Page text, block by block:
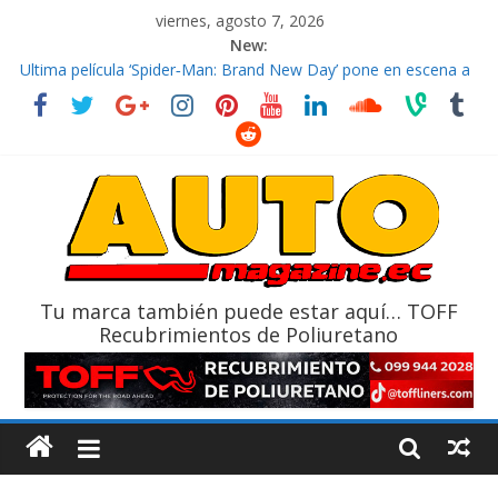
viernes, agosto 7, 2026
New:
El costo de tener un vehículo gana protagonismo a la hora de
decidir
Ultima película ‘Spider‑Man: Brand New Day’ pone en escena a
La Vuelta al Ecuador 2026, edición 47ª, recorre 7 provincias en 8
La FEDAK recibe 12 Sinotruk Bolden para cubrir las rutas de La
Tu marca también puede estar aquí… TOFF
Recubrimientos de Poliuretano